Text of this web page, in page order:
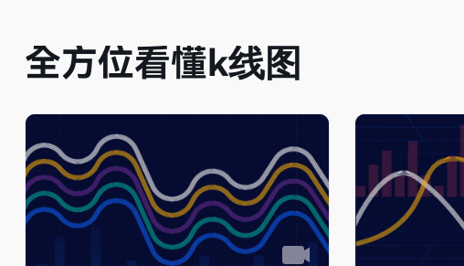
全方位看懂k线图